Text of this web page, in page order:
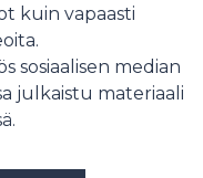
kuin vapaasti
sosiaalisen median
julkaistu materiaali